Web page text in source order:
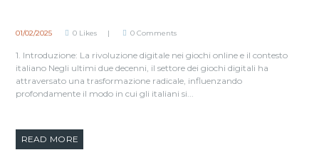
01/02/2025 0 Likes 0 Comments
1. Introduzione: La rivoluzione digitale nei giochi online e il contesto
italiano Negli ultimi due decenni, il settore dei giochi digitali ha
attraversato una trasformazione radicale, influenzando
profondamente il modo in cui gli italiani si...
READ MORE